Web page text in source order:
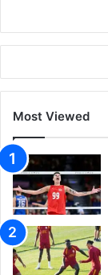
Most Viewed